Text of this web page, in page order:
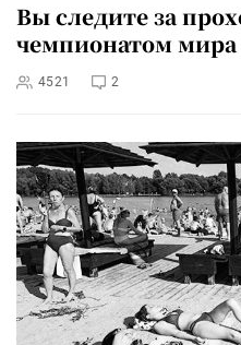
Вы следите за
чемпионатом мира
4521 2